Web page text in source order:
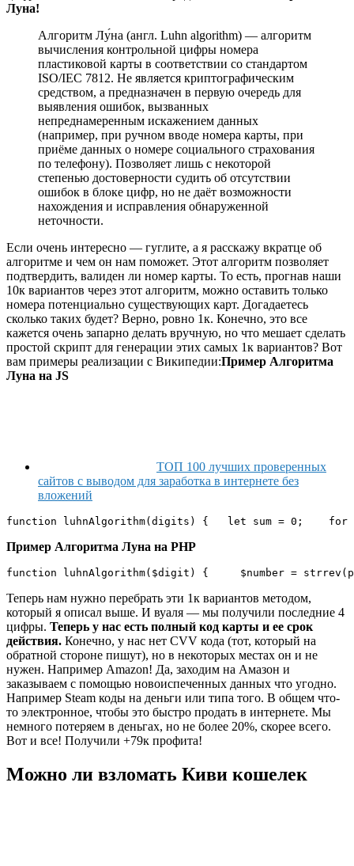
Луна!
Алгоритм Лу́на (англ. Luhn algorithm) — алгоритм
вычисления контрольной цифры номера
пластиковой карты в соответствии со стандартом
ISO/IEC 7812. Не является криптографическим
средством, а предназначен в первую очередь для
выявления ошибок, вызванных
непреднамеренным искажением данных
(например, при ручном вводе номера карты, при
приёме данных о номере социального страхования
по телефону). Позволяет лишь с некоторой
степенью достоверности судить об отсутствии
ошибок в блоке цифр, но не даёт возможности
нахождения и исправления обнаруженной
неточности.
Если очень интересно — гуглите, а я расскажу вкратце об
алгоритме и чем он нам поможет. Этот алгоритм позволяет
подтвердить, валиден ли номер карты. То есть, прогнав наши
10к вариантов через этот алгоритм, можно оставить только
номера потенциально существующих карт. Догадаетесь
сколько таких будет? Верно, ровно 1к. Конечно, это все
кажется очень запарно делать вручную, но что мешает сделать
простой скрипт для генерации этих самых 1к вариантов? Вот
вам примеры реализации с Википедии:Пример Алгоритма
Луна на JS
ТОП 100 лучших проверенных
сайтов с выводом для заработка в интернете без
вложений
function luhnAlgorithm(digits) {   let sum = 0;
Пример Алгоритма Луна на PHP
function luhnAlgorithm($digit) {     $number =
Теперь нам нужно перебрать эти 1к вариантов методом,
который я описал выше. И вуаля — мы получили последние 4
цифры. Теперь у нас есть полный код карты и ее срок
действия. Конечно, у нас нет CVV кода (тот, который на
обратной стороне пишут), но в некоторых местах он и не
нужен. Например Amazon! Да, заходим на Амазон и
заказываем с помощью новоиспеченных данных что угодно.
Например Steam коды на деньги или типа того. В общем что-
то электронное, чтобы это быстро продать в интернете. Мы
немного потеряем в деньгах, но не более 20%, скорее всего.
Вот и все! Получили +79к профита!
Можно ли взломать Киви кошелек